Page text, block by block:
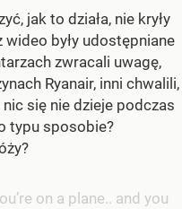
jak to działa, nie kryły
wideo były udostępniane
zwracali uwagę,
Ryanair, inni chwalili,
się nie dzieje podczas
typu sposobie?
on a plane.. and you